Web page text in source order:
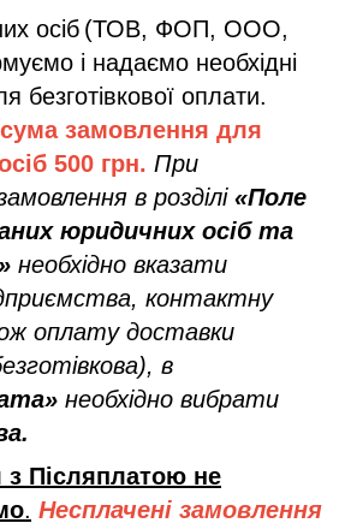
осіб (ТОВ, ФОП, ООО,
і надаємо необхідні
безготівкової оплати.
замовлення для
500 грн. При
в розділі «Поле
юридичних осіб та
необхідно вказати
контактну
оплату доставки
в
необхідно вибрати
Післяплатою не
. Несплачені замовлення